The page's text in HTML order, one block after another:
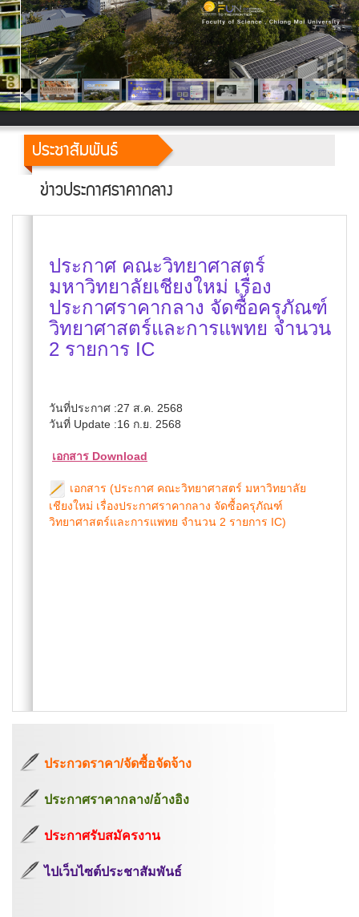
ประชาสัมพันธ์
ข่าวประกาศราคากลาง
ประกาศ คณะวิทยาศาสตร์
มหาวิทยาลัยเชียงใหม่ เรื่อง
ประกาศราคากลาง จัดซื้อครุภัณฑ์
วิทยาศาสตร์และการแพทย จำนวน
2 รายการ IC
วันที่ประกาศ :27 ส.ค. 2568
วันที่ Update :16 ก.ย. 2568
เอกสาร Download
เอกสาร (ประกาศ คณะวิทยาศาสตร์ มหาวิทยาลัย
เชียงใหม่ เรื่องประกาศราคากลาง จัดซื้อครุภัณฑ์
วิทยาศาสตร์และการแพทย จำนวน 2 รายการ IC)
ประกวดราคา/จัดซื้อจัดจ้าง
ประกาศราคากลาง/อ้างอิง
ประกาศรับสมัครงาน
ไปเว็บไซต์ประชาสัมพันธ์